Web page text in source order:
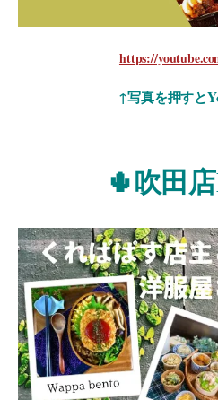
https://
↑写真を押すと
🌵吹田